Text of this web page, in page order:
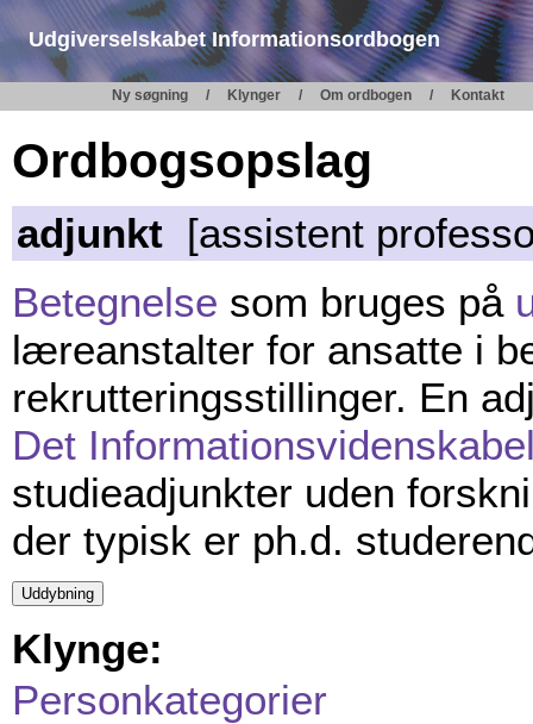
Udgiverselskabet Informationsordbogen
Ny søgning Klynger Om ordbogen Kontakt
Ordbogsopslag
adjunkt [assistent
Betegnelse som bruges på
læreanstalter for ansatte i
rekrutteringsstillinger. En
Det
studieadjunkter uden
der typisk er ph.d.
Klynge:
Personkategorier